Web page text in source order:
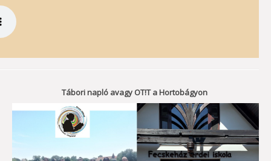
Tábori napló avagy OT!T a Hortobágyon